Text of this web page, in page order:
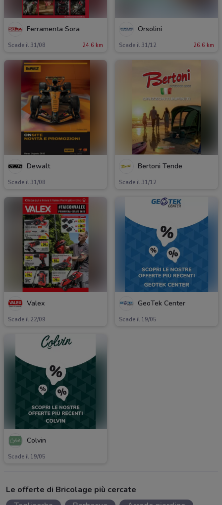
Ferramenta Sora
Scade il 31/08 24.6 km
Orsolini
Scade il 31/12 26.6 km
Dewalt
Scade il 31/08
Bertoni Tende
Scade il 31/12
Valex
Scade il 22/09
GeoTek Center
Scade il 19/05
Colvin
Scade il 19/05
Le offerte di Bricolage più cercate